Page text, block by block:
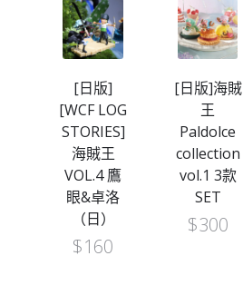
[日版]
[WCF LOG
STORIES]
海賊王
VOL.4 鷹
眼&卓洛
（日）
$160
[日版]海賊
王
Paldolce
collection
vol.1 3款
SET
$300